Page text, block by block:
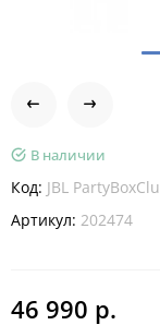
В наличии
Код: JBL
Артикул: 202474
46 990 р.